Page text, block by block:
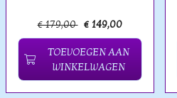
€ 179,00 € 149,00
TOEVOEGEN AAN
WINKELWAGEN